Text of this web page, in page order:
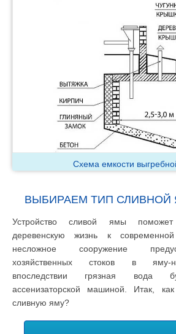
Схема емкости
ВЫБИРАЕМ ТИП СЛИВНОЙ
Устройство сливой ямы
деревенскую жизнь к
несложное сооружение
хозяйственных стоков в яму-
впоследствии грязная вода
ассенизаторской машиной. Итак,
сливную яму?